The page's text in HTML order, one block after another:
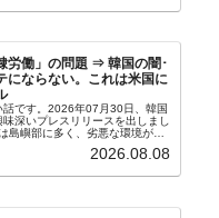
労働」の問題 ⇒ 韓国の闇･
にならない。これは米国に
話です。2026年07月30日、韓国
深いプレスリリースを出しまし
島嶼部に多く、劣悪な環境が一
後述）。これは、いわゆる「塩田
2026.08.08